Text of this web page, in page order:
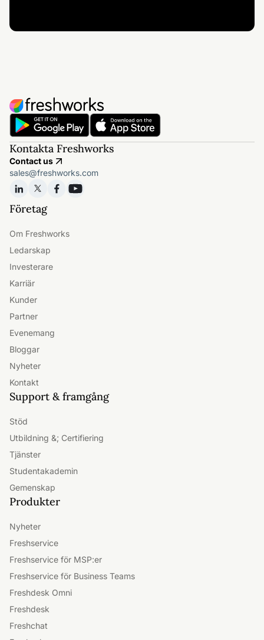
Kontakta Freshworks
Contact us
sales@freshworks.com
Företag
Om Freshworks
Ledarskap
Investerare
Karriär
Kunder
Partner
Evenemang
Bloggar
Nyheter
Kontakt
Support & framgång
Stöd
Utbildning &; Certifiering
Tjänster
Studentakademin
Gemenskap
Produkter
Nyheter
Freshservice
Freshservice för MSP:er
Freshservice för Business Teams
Freshdesk Omni
Freshdesk
Freshchat